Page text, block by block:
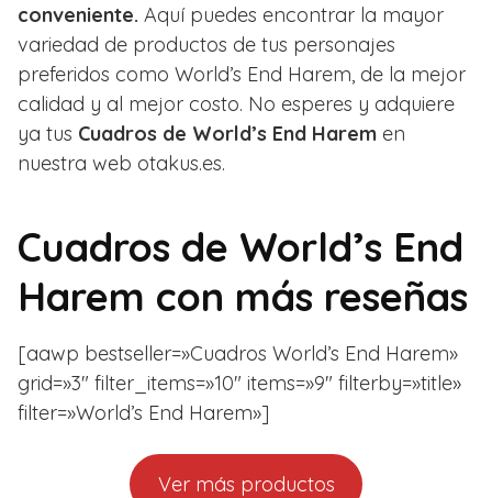
conveniente. Aquí puedes encontrar la mayor
variedad de productos de tus personajes
preferidos como World’s End Harem, de la mejor
calidad y al mejor costo. No esperes y adquiere
ya tus Cuadros de World’s End Harem en
nuestra web otakus.es.
Cuadros de World’s End
Harem con más reseñas
[aawp bestseller=»Cuadros World’s End Harem»
grid=»3″ filter_items=»10″ items=»9″ filterby=»title»
filter=»World’s End Harem»]
Ver más productos